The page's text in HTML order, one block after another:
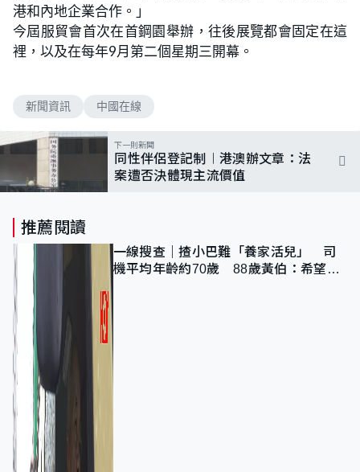
港和內地企業合作。」
今屆服貿會首次在首鋼園舉辦，往後展覽都會固定在這
裡，以及在每年9月第二個星期三開幕。
新聞資訊 中國在線
下一則新聞
同性伴侶登記制︱港澳辦文章：法
案遭否決體現主流價值
推薦閱讀
一線搜查｜揸小巴難「養家活兒」 司
機平均年齡約70歲 88歲黃伯：希望一